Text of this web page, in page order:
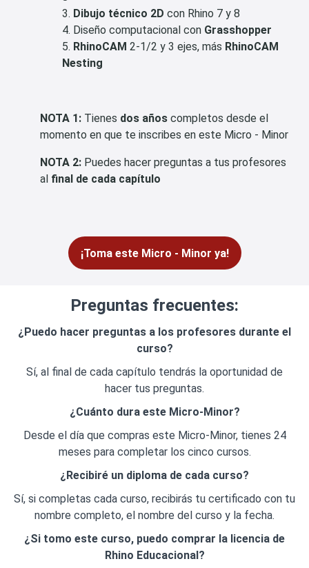
Dibujo técnico 2D con Rhino 7 y 8
Diseño computacional con Grasshopper
RhinoCAM 2-1/2 y 3 ejes, más RhinoCAM
Nesting
NOTA 1: Tienes dos años completos desde el
momento en que te inscribes en este Micro - Minor
NOTA 2: Puedes hacer preguntas a tus profesores
al final de cada capítulo
¡Toma este Micro - Minor ya!
Preguntas frecuentes:
¿Puedo hacer preguntas a los profesores durante el
curso?
Sí, al final de cada capítulo tendrás la oportunidad de
hacer tus preguntas.
¿Cuánto dura este Micro-Minor?
Desde el día que compras este Micro-Minor, tienes 24
meses para completar los cinco cursos.
¿Recibiré un diploma de cada curso?
Sí, si completas cada curso, recibirás tu certificado con tu
nombre completo, el nombre del curso y la fecha.
¿Si tomo este curso, puedo comprar la licencia de
Rhino Educacional?